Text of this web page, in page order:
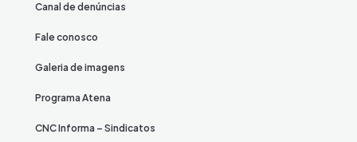
Canal de denúncias
Fale conosco
Galeria de imagens
Programa Atena
CNC Informa – Sindicatos